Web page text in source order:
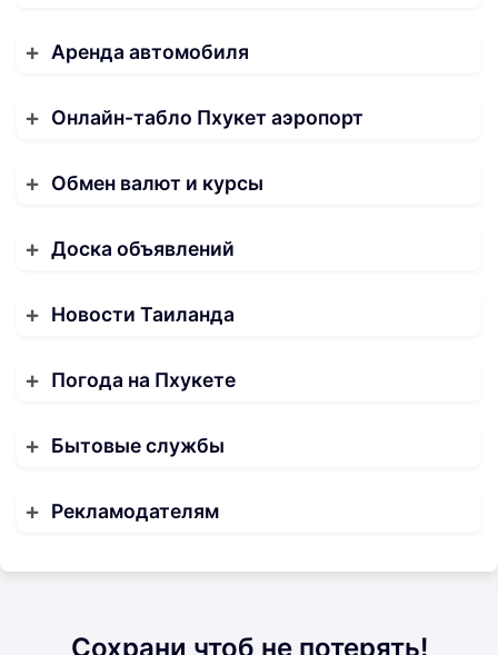
Аренда автомобиля
Онлайн-табло Пхукет аэропорт
Обмен валют и курсы
Доска объявлений
Новости Таиланда
Погода на Пхукете
Бытовые службы
Рекламодателям
Сохрани чтоб не потерять!